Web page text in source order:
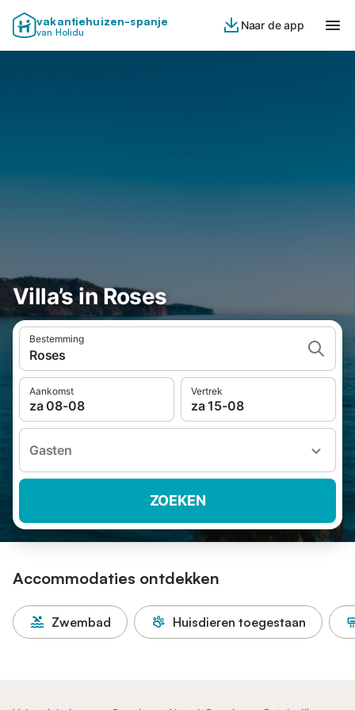
vakantiehuizen-spanje
van Holidu
Naar de app
Villa’s in Roses
Bestemming
Roses
Aankomst
za 08-08
Vertrek
za 15-08
Gasten
ZOEKEN
Accommodaties ontdekken
Zwembad Huisdieren toegestaan